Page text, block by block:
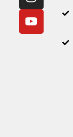
b
o
o
a
g
r
u
b
e